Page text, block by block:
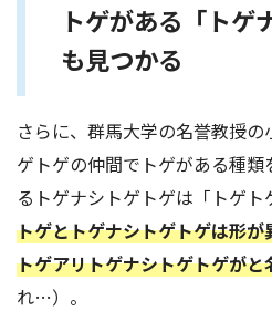
トゲがある「トゲ
も見つかる
さらに、群馬大学の名誉教授
ゲトゲの仲間でトゲがある種
るトゲナシトゲトゲは「トゲト
トゲとトゲナシトゲトゲは形
トゲアリトゲナシトゲトゲがと
れ…）。